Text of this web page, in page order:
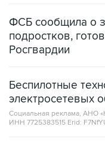
ФСБ сообщила о
подростков,
Росгвардии
Беспилотные
электросетевых
Социальная реклама, АНО
ИНН 7725383515 Erid: